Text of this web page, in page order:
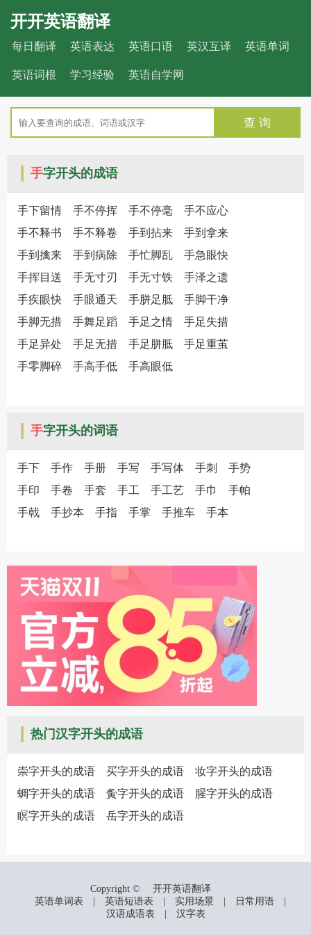
开开英语翻译
每日翻译 英语表达 英语口语 英汉互译 英语单词
英语词根 学习经验 英语自学网
查 询
手字开头的成语
手下留情 手不停挥 手不停毫
手不应心
手不释书
手不释卷 手到拈来
手到拿来
手到擒来
手到病除 手忙脚乱
手急眼快
手挥目送
手无寸刃 手无寸铁
手泽之遗
手疾眼快
手眼通天 手胼足胝
手脚干净
手脚无措
手舞足蹈 手足之情
手足失措
手足异处
手足无措 手足胼胝
手足重茧
手零脚碎
手高手低 手高眼低
手字开头的词语
手下 手作 手册 手写 手写体 手刺
手势
手印
手卷 手套 手工 手工艺 手巾
手帕
手戟
手抄本 手指 手掌 手推车 手本
热门汉字开头的成语
崇字开头的成语 买字开头的成语
妆字开头的成语
蜩字开头的成语
夤字开头的成语
腥字开头的成语
瞑字开头的成语
岳字开头的成语
Copyright ©
开开英语翻译
英语单词表
英语短语表 实用场景 日常用语
汉语成语表
汉字表